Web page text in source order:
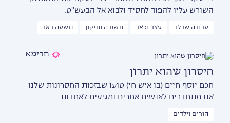
השורש עליו להפוך לחסיד ולבוא אל הבעש"ט.
עבודה שבלב עצב וכאב תשובה ותיקון תשעה באב
חכימא
חיסרון שהוא יתרון
חכם יוסף חיים (בן איש חי) טוען שבזכות החסרונות שלנו
אנו מתחברים לאנשים אחרים ומגיעים לאחדות
הורים וילדים